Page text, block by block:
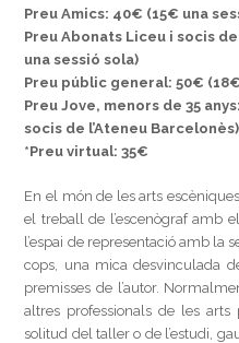
Preu Amics: 40€ (15€ una
Preu Abonats Liceu i socis
una sessió sola)
Preu públic general: 50€
Preu Jove, menors de 35
socis de l’Ateneu
*Preu virtual: 35€
En el món de les arts
el treball de l’escenògraf amb
l’espai de representació amb la
cops, una mica desvinculada
premisses de l’autor.
altres professionals de les
solitud del taller o de l’estudi,